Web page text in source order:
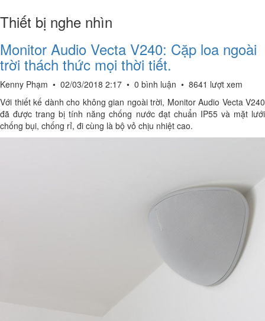
Thiết bị nghe nhìn
Monitor Audio Vecta V240: Cặp loa ngoài
trời thách thức mọi thời tiết.
Kenny Phạm • 02/03/2018 2:17 • 0 bình luận • 8641 lượt xem
Với thiết kế dành cho không gian ngoài trời, Monitor Audio Vecta V240
đã được trang bị tính năng chống nước đạt chuẩn IP55 và mặt lưới
chống bụi, chống rỉ, đi cùng là bộ vỏ chịu nhiệt cao.